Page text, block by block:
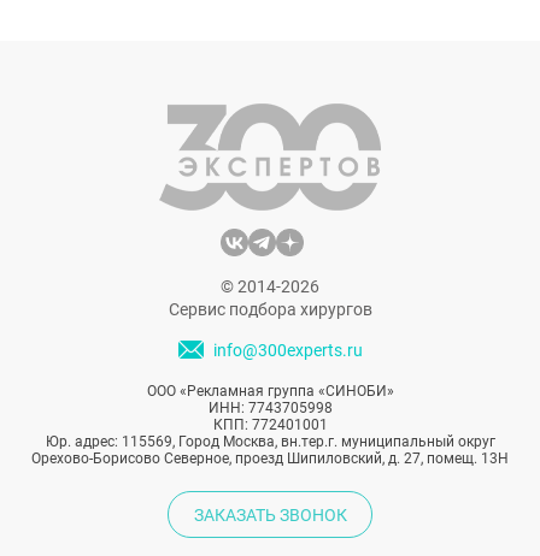
эндопротезов рекомендуют пластические
хирурги? – вопросы, на которые точно
нужно знать ответы. Попробуем
разобраться.
© 2014-2026
Сервис подбора хирургов
info@300experts.ru
ООО «Рекламная группа «СИНОБИ»
ИНН: 7743705998
КПП: 772401001
Юр. адрес: 115569, Город Москва, вн.тер.г. муниципальный округ
Орехово-Борисово Северное, проезд Шипиловский, д. 27, помещ. 13Н
ЗАКАЗАТЬ ЗВОНОК